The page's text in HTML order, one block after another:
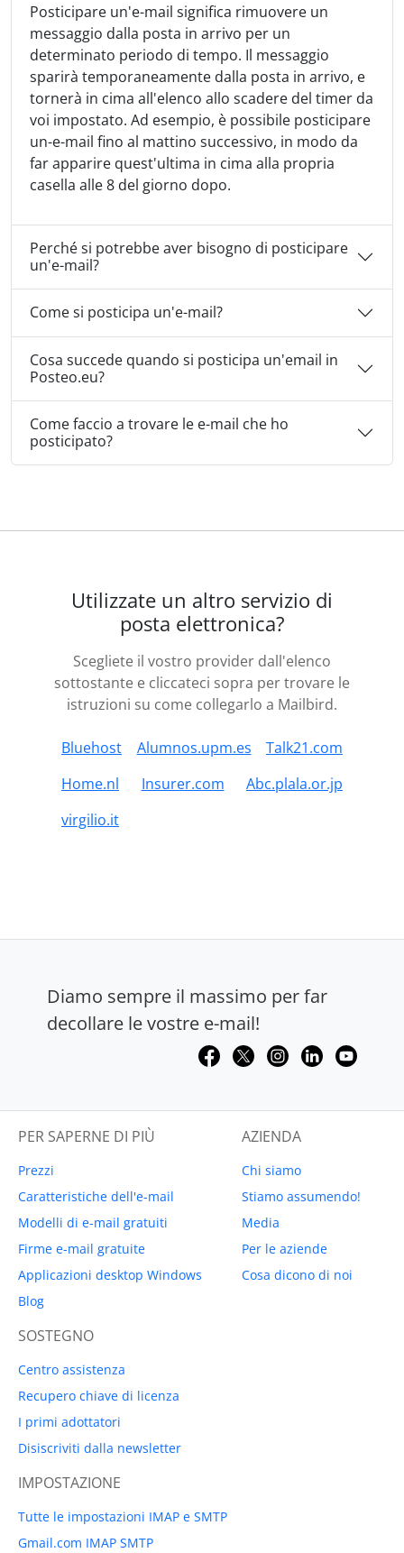
Posticipare un'e-mail significa rimuovere un
messaggio dalla posta in arrivo per un
determinato periodo di tempo. Il messaggio
sparirà temporaneamente dalla posta in arrivo, e
tornerà in cima all'elenco allo scadere del timer da
voi impostato. Ad esempio, è possibile posticipare
un-e-mail fino al mattino successivo, in modo da
far apparire quest'ultima in cima alla propria
casella alle 8 del giorno dopo.
Perché si potrebbe aver bisogno di posticipare
un'e-mail?
Come si posticipa un'e-mail?
Cosa succede quando si posticipa un'email in
Posteo.eu?
Come faccio a trovare le e-mail che ho
posticipato?
Utilizzate un altro servizio di
posta elettronica?
Scegliete il vostro provider dall'elenco
sottostante e cliccateci sopra per trovare le
istruzioni su come collegarlo a Mailbird.
Bluehost Alumnos.upm.es
Talk21.com
Home.nl
Insurer.com
Abc.plala.or.jp
virgilio.it
Diamo sempre il massimo per far
decollare le vostre e-mail!
PER SAPERNE DI PIÙ
Prezzi
Caratteristiche dell'e-mail
Modelli di e-mail gratuiti
Firme e-mail gratuite
Applicazioni desktop Windows
Blog
AZIENDA
Chi siamo
Stiamo assumendo!
Media
Per le aziende
Cosa dicono di noi
SOSTEGNO
Centro assistenza
Recupero chiave di licenza
I primi adottatori
Disiscriviti dalla newsletter
IMPOSTAZIONE
Tutte le impostazioni IMAP e SMTP
Gmail.com IMAP SMTP